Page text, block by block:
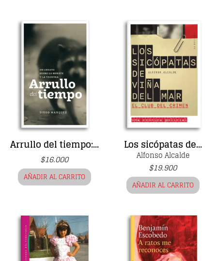
Arrullo del tiempo:...
$16.000
AÑADIR AL CARRITO
Los sicópatas de...
$19.900
Alfonso Alcalde
AÑADIR AL CARRITO